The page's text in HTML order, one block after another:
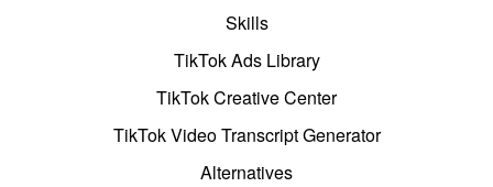
Skills
TikTok Ads Library
TikTok Creative Center
TikTok Video Transcript Generator
Alternatives